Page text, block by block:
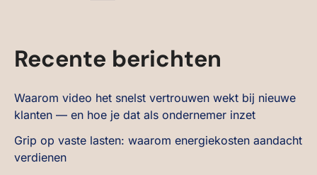
Recente berichten
Waarom video het snelst vertrouwen wekt bij nieuwe
klanten — en hoe je dat als ondernemer inzet
Grip op vaste lasten: waarom energiekosten aandacht
verdienen